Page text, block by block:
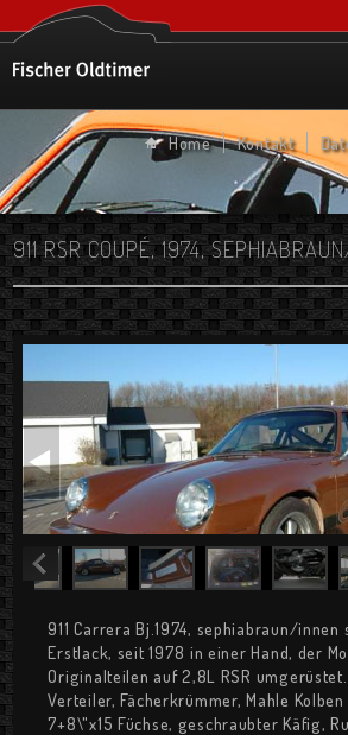
Direkt zum Inhalt
Home Kontakt
911 RSR COUPÉ, 1974,
911 Carrera Bj.1974, sephiabraun/innen
Erstlack, seit 1978 in einer Hand, der
Originalteilen auf 2,8L RSR
Verteiler, Fächerkrümmer, Mahle Kolben
7+8\"x15 Füchse, geschraubter Käfig,